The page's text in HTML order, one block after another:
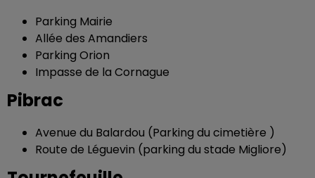
Parking Mairie
Allée des Amandiers
Parking Orion
Impasse de la Cornague
Pibrac
Avenue du Balardou (Parking du cimetière )
Route de Léguevin (parking du stade Migliore)